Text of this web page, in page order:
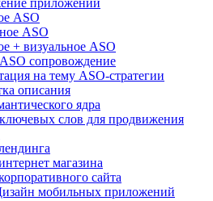
приложений
ASO
ASO
+ визуальное ASO
сопровождение
на тему АSO-стратегии
описания
ядра
слов для продвижения
магазина
сайта
мобильных приложений